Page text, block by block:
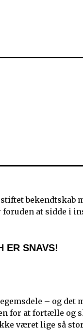
bekendtskab
at sidde i
ER SNAVS!
– og
for at fortælle og
været lige så